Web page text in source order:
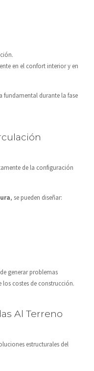
en el confort interior y en
durante la fase
de la configuración
, se pueden diseñar:
generar problemas
costes de construcción.
Al Terreno
estructurales del